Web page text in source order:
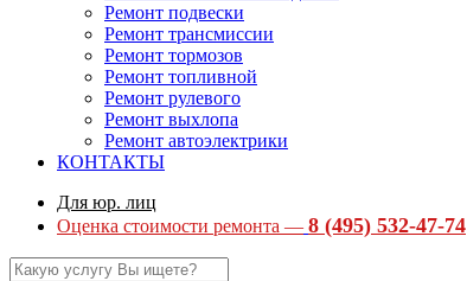
Ремонт подвески
Ремонт трансмиссии
Ремонт тормозов
Ремонт топливной
Ремонт рулевого
Ремонт выхлопа
Ремонт автоэлектрики
КОНТАКТЫ
Для юр. лиц
Оценка стоимости ремонта — 8 (495) 532-47-74